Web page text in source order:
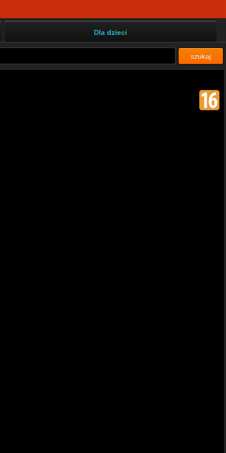
Dla dzieci
szukaj